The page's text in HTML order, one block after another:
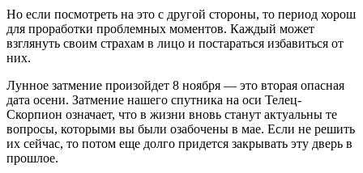
Но если посмотреть на это с другой стороны, то период хорош
для проработки проблемных моментов. Каждый может
взглянуть своим страхам в лицо и постараться избавиться от
них.
Лунное затмение произойдет 8 ноября — это вторая опасная
дата осени. Затмение нашего спутника на оси Телец-
Скорпион означает, что в жизни вновь станут актуальны те
вопросы, которыми вы были озабочены в мае. Если не решить
их сейчас, то потом еще долго придется закрывать эту дверь в
прошлое.